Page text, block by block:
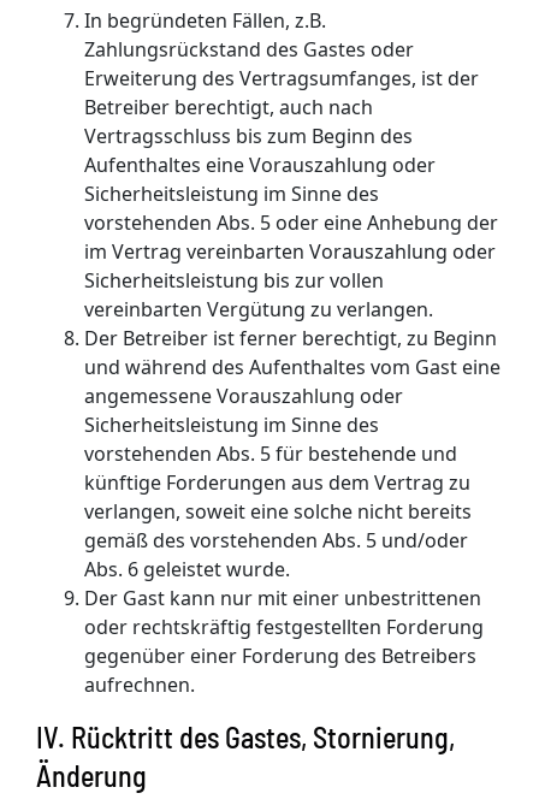
In begründeten Fällen, z.B.
Zahlungsrückstand des Gastes oder
Erweiterung des Vertragsumfanges, ist der
Betreiber berechtigt, auch nach
Vertragsschluss bis zum Beginn des
Aufenthaltes eine Vorauszahlung oder
Sicherheitsleistung im Sinne des
vorstehenden Abs. 5 oder eine Anhebung der
im Vertrag vereinbarten Vorauszahlung oder
Sicherheitsleistung bis zur vollen
vereinbarten Vergütung zu verlangen.
Der Betreiber ist ferner berechtigt, zu Beginn
und während des Aufenthaltes vom Gast eine
angemessene Vorauszahlung oder
Sicherheitsleistung im Sinne des
vorstehenden Abs. 5 für bestehende und
künftige Forderungen aus dem Vertrag zu
verlangen, soweit eine solche nicht bereits
gemäß des vorstehenden Abs. 5 und/oder
Abs. 6 geleistet wurde.
Der Gast kann nur mit einer unbestrittenen
oder rechtskräftig festgestellten Forderung
gegenüber einer Forderung des Betreibers
aufrechnen.
IV. Rücktritt des Gastes, Stornierung,
Änderung